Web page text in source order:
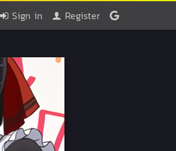
Sign in Register